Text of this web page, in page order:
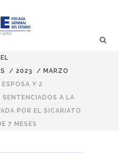
/ 2023 / MARZO
Y 2
SENTENCIADOS A LA
POR EL SICARIATO
7 MESES